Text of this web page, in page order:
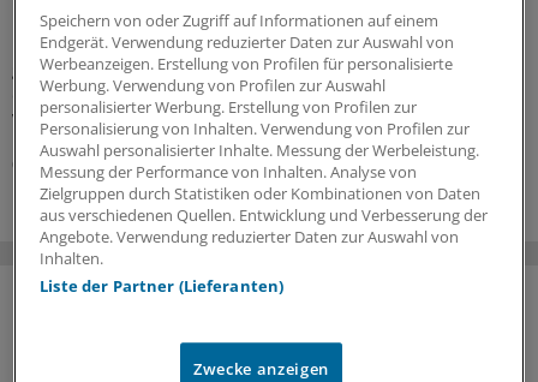
DIHVA heißt ein neues Projekt, das Hausärzte und MFA
in den Praxen entlasten soll. Die Idee: Medizinische Laien
gehen auf Hausbesuch und untersuchen, angeleitet
durch eine KI, die Patienten. In NRW und Mecklenburg-
Vorpommern wird schon eifrig getestet.
02.07.2026
Speichern von oder Zugriff auf Informationen auf einem
Endgerät. Verwendung reduzierter Daten zur Auswahl von
Werbeanzeigen. Erstellung von Profilen für personalisierte
Werbung. Verwendung von Profilen zur Auswahl
personalisierter Werbung. Erstellung von Profilen zur
Personalisierung von Inhalten. Verwendung von Profilen zur
Auswahl personalisierter Inhalte. Messung der Werbeleistung.
Messung der Performance von Inhalten. Analyse von
Zielgruppen durch Statistiken oder Kombinationen von Daten
aus verschiedenen Quellen. Entwicklung und Verbesserung der
Angebote. Verwendung reduzierter Daten zur Auswahl von
Inhalten.
Liste der Partner (Lieferanten)
Zwecke anzeigen